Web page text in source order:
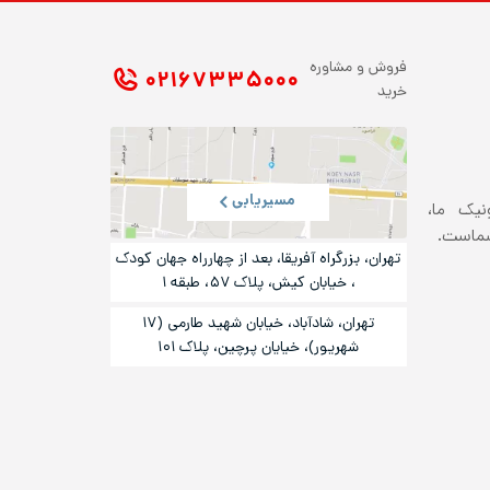
ما،
فروش و مشاوره
خرید
۰۲۱ ۶۷۳۳۵۰۰۰
مسیریابی
تهران، بزرگراه آفریقا، بعد از چهارراه جهان کودک
، خیابان کیش، پلاک ۵۷، طبقه ۱
تهران، شادآباد، خیابان شهید طارمی (۱۷
شهریور)، خیایان پرچین، پلاک ۱۰۱